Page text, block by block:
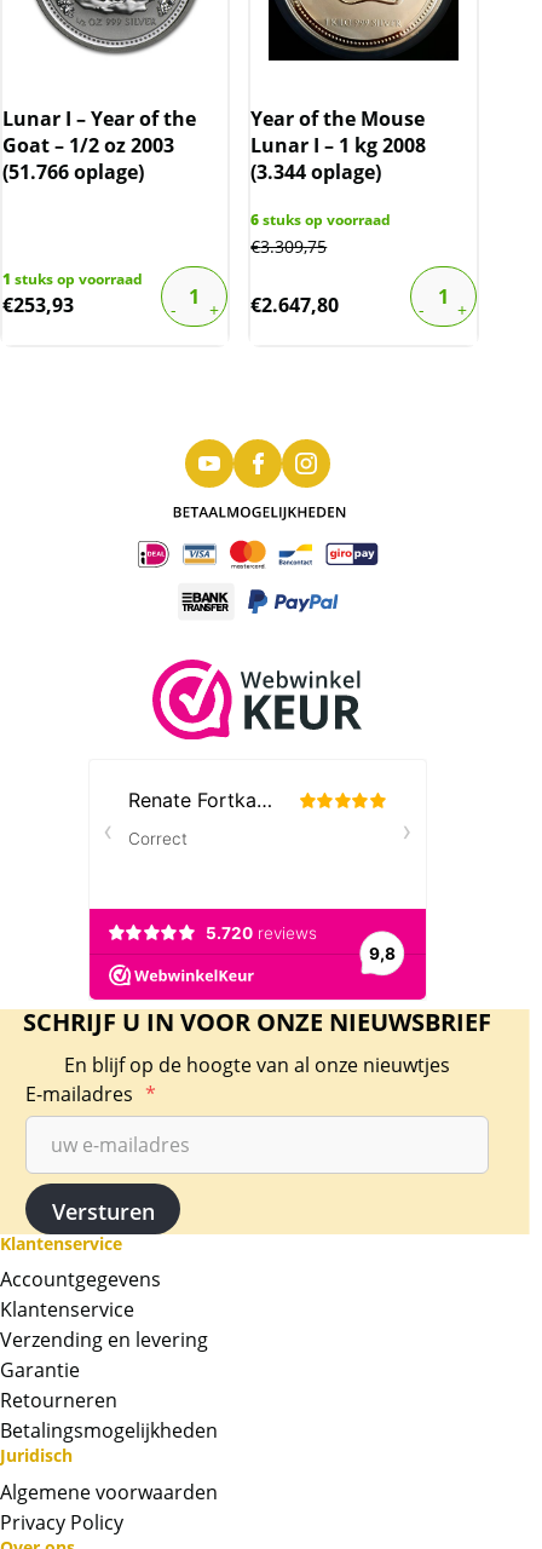
Lunar I – Year of the
Goat – 1/2 oz 2003
(51.766 oplage)
1 stuks op voorraad
€253,93
Year of the Mouse
Lunar I – 1 kg 2008
(3.344 oplage)
6stuks op voorraad
€3.309,75
€2.647,80
SCHRIJF U IN VOOR ONZE NIEUWSBRIEF
En blijf op de hoogte van al onze nieuwtjes
E-mailadres *
Klantenservice
Accountgegevens
Klantenservice
Verzending en levering
Garantie
Retourneren
Betalingsmogelijkheden
Juridisch
Algemene voorwaarden
Privacy Policy